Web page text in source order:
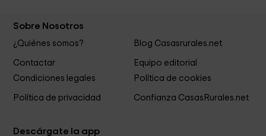
Sobre Nosotros
¿Quiénes somos? Blog Casasrurales.net
Contactar
Equipo editorial
Condiciones legales
Política de cookies
Política de privacidad Confianza CasasRurales.net
Descárgate la app